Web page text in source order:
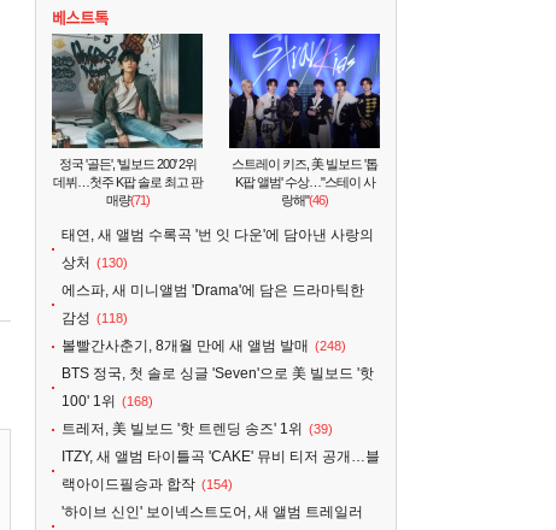
정국 '골든', '빌보드 200' 2위
데뷔…첫주 K팝 솔로 최고 판
매량(71)
스트레이 키즈, 美 빌보드 '톱
K팝 앨범' 수상…"스테이 사
랑해"(46)
태연, 새 앨범 수록곡 '번 잇 다운'에 담아낸 사랑의
상처 (130)
에스파, 새 미니앨범 'Drama'에 담은 드라마틱한
감성 (118)
볼빨간사춘기, 8개월 만에 새 앨범 발매 (248)
BTS 정국, 첫 솔로 싱글 'Seven'으로 美 빌보드 '핫
100' 1위
(168)
트레저, 美 빌보드 '핫 트렌딩 송즈' 1위 (39)
ITZY, 새 앨범 타이틀곡 'CAKE' 뮤비 티저 공개…블
랙아이드필승과 합작 (154)
'하이브 신인' 보이넥스트도어, 새 앨범 트레일러